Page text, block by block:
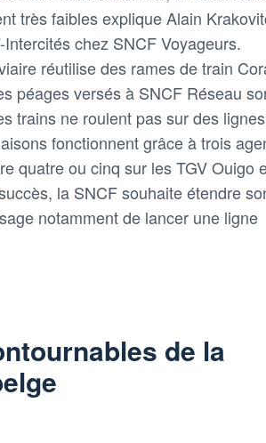
très faibles explique Alain
chez SNCF Voyageurs.
réutilise des rames de train
péages versés à SNCF Réseau
trains ne roulent pas sur des lignes
fonctionnent grâce à trois
quatre ou cinq sur les TGV Ouigo
la SNCF souhaite étendre
notamment de lancer une ligne
de la